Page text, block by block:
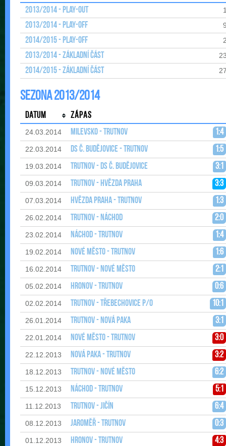
2013/2014 - Play-out
2013/2014 - Play-off
2014/2015 - Play-off
2013/2014 - Základní část
2014/2015 - Základní část
Sezona 2013/2014
Datum Zápas
24.03.2014 Milevsko - Trutnov 1:4
22.03.2014 DS Č. Budějovice - Trutnov 1:5
19.03.2014 Trutnov - DS Č. Budějovice 3:1
09.03.2014 Trutnov - Hvězda Praha 3:3
07.03.2014 Hvězda Praha - Trutnov 1:3
26.02.2014 Trutnov - Náchod 2:0
23.02.2014 Náchod - Trutnov 1:4
19.02.2014 Nové Město - Trutnov 1:6
16.02.2014 Trutnov - Nové Město 2:1
05.02.2014 Hronov - Trutnov 0:6
02.02.2014 Trutnov - Třebechovice p/O 10:1
26.01.2014 Trutnov - Nová Paka 3:1
22.01.2014 Nové Město - Trutnov 3:0
22.12.2013 Nová Paka - Trutnov 3:2
18.12.2013 Trutnov - Nové Město 6:2
15.12.2013 Náchod - Trutnov 5:1
11.12.2013 Trutnov - Jičín 6:4
08.12.2013 Jaroměř - Trutnov 0:3
01.12.2013 Hronov - Trutnov 4:3